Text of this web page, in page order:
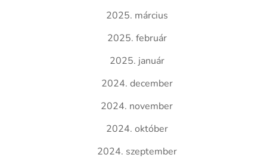
2025. március
2025. február
2025. január
2024. december
2024. november
2024. október
2024. szeptember